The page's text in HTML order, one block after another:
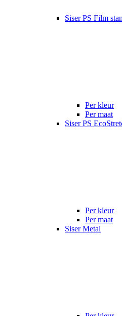
Siser PS Film
Per kleur
Per maat
Siser PS
Per kleur
Per maat
Siser Metal